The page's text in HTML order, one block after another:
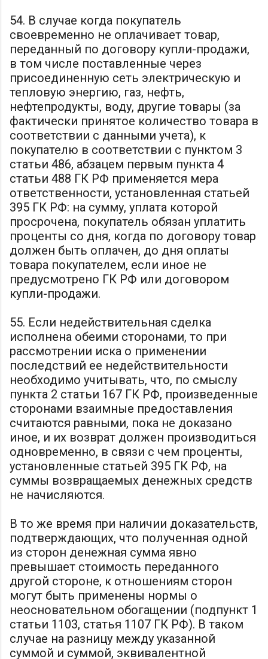
54. В случае когда покупатель
своевременно не оплачивает товар,
переданный по договору купли-продажи,
в том числе поставленные через
присоединенную сеть электрическую и
тепловую энергию, газ, нефть,
нефтепродукты, воду, другие товары (за
фактически принятое количество товара в
соответствии с данными учета), к
покупателю в соответствии с пунктом 3
статьи 486, абзацем первым пункта 4
статьи 488 ГК РФ применяется мера
ответственности, установленная статьей
395 ГК РФ: на сумму, уплата которой
просрочена, покупатель обязан уплатить
проценты со дня, когда по договору товар
должен быть оплачен, до дня оплаты
товара покупателем, если иное не
предусмотрено ГК РФ или договором
купли-продажи.
55. Если недействительная сделка
исполнена обеими сторонами, то при
рассмотрении иска о применении
последствий ее недействительности
необходимо учитывать, что, по смыслу
пункта 2 статьи 167 ГК РФ, произведенные
сторонами взаимные предоставления
считаются равными, пока не доказано
иное, и их возврат должен производиться
одновременно, в связи с чем проценты,
установленные статьей 395 ГК РФ, на
суммы возвращаемых денежных средств
не начисляются.
В то же время при наличии доказательств,
подтверждающих, что полученная одной
из сторон денежная сумма явно
превышает стоимость переданного
другой стороне, к отношениям сторон
могут быть применены нормы о
неосновательном обогащении (подпункт 1
статьи 1103, статья 1107 ГК РФ). В таком
случае на разницу между указанной
суммой и суммой, эквивалентной